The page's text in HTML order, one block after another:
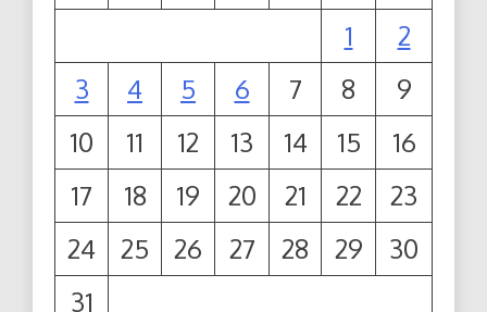
1
2
3
4 5 6 7 8
9
10
11 12 13 14 15
16
17
18 19 20 21 22
23
24
25 26 27 28 29
30
31